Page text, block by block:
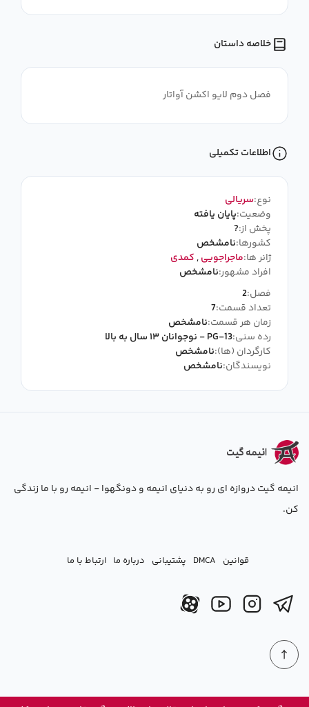
خلاصه داستان
فصل دوم لایو اکشن آواتار
اطلاعات تکمیلی
نوع:سریالی
وضعیت:پایان یافته
پخش از:?
کشورها:نامشخص
ژانر ها:ماجراجویی,کمدی
افراد مشهور:نامشخص
فصل:2
تعداد قسمت:7
زمان هر قسمت:نامشخص
رده سنی:PG-13 - نوجوانان ۱۳ سال به بالا
کارگردان (ها):نامشخص
نویسندگان:نامشخص
انیمه گیت دروازه ای رو به دنیای انیمه و دونگهوا - انیمه رو با ما زندگی
کن.
قوانین DMCA پشتیبانی درباره ما ارتباط با ما